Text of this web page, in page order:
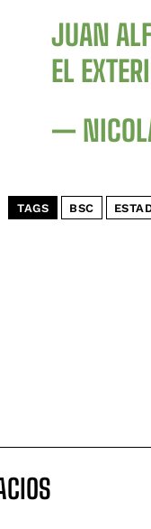
JUAN
EL
—
TAGS BSC